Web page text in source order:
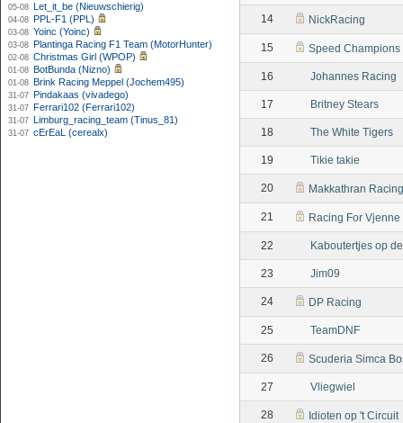
05-08 Let_it_be (Nieuwschierig)
04-08 PPL-F1 (PPL)
03-08 Yoinc (Yoinc)
03-08 Plantinga Racing F1 Team (MotorHunter)
02-08 Christmas Girl (WPOP)
01-08 BotBunda (Nizno)
01-08 Brink Racing Meppel (Jochem495)
31-07 Pindakaas (vivadego)
31-07 Ferrari102 (Ferrari102)
31-07 Limburg_racing_team (Tinus_81)
31-07 cErEaL (cerealx)
14 NickRacing
15 Speed Champions
16 Johannes Racing
17 Britney Stears
18 The White Tigers
19 Tikie takie
20 Makkathran
21 Racing For Vjenne
22 Kaboutertjes op
23 Jim09
24 DP Racing
25 TeamDNF
26 Scuderia Simca
27 Vliegwiel
28 Idioten op 't Circuit